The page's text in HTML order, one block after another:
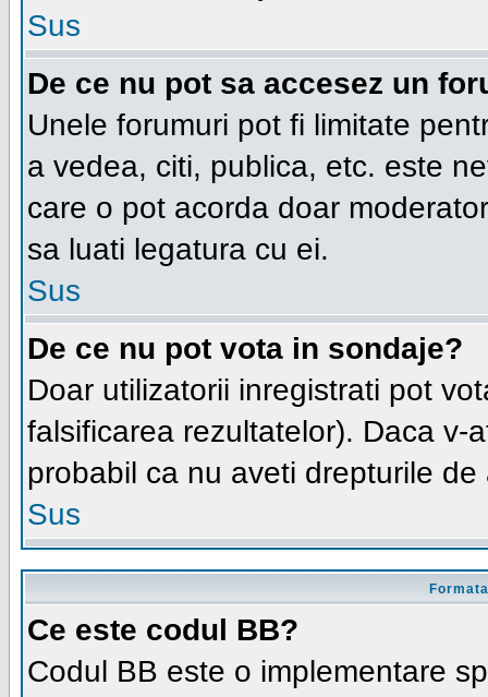
Sus
De ce nu pot sa accesez un
Unele forumuri pot fi limitate
a vedea, citi, publica, etc. este
care o pot acorda doar
sa luati legatura cu ei.
Sus
De ce nu pot vota in sondaje?
Doar utilizatorii inregistrati pot
falsificarea rezultatelor). Daca v-
probabil ca nu aveti drepturile
Sus
Ce este codul BB?
Codul BB este o implementare